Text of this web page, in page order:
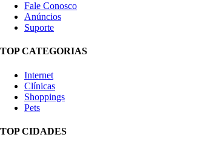
Fale Conosco
Anúncios
Suporte
TOP CATEGORIAS
Internet
Clínicas
Shoppings
Pets
TOP CIDADES